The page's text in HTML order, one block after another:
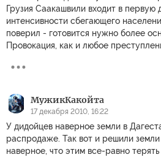
Грузия Саакашвили входит в первую
интенсивности сбегающего
поверил - готовится нужно более
Провокация, как и любое
МужикКакойта
17 декабря 2010, 16:22
У дидойцев наверное земли в
распродаже. Так вот и решили
наверное, что этим все-равно терять